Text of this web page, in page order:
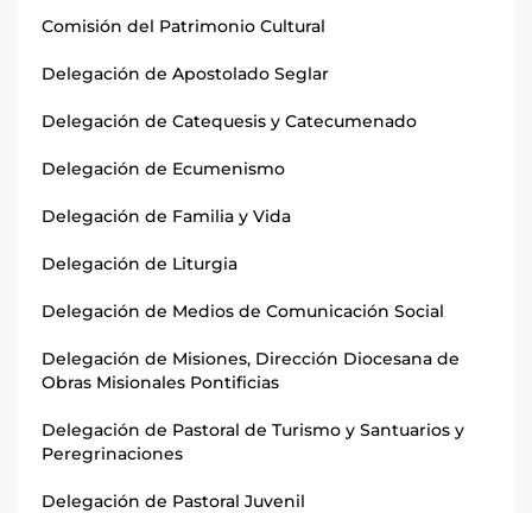
Comisión del Patrimonio Cultural
Delegación de Apostolado Seglar
Delegación de Catequesis y Catecumenado
Delegación de Ecumenismo
Delegación de Familia y Vida
Delegación de Liturgia
Delegación de Medios de Comunicación Social
Delegación de Misiones, Dirección Diocesana de
Obras Misionales Pontificias
Delegación de Pastoral de Turismo y Santuarios y
Peregrinaciones
Delegación de Pastoral Juvenil